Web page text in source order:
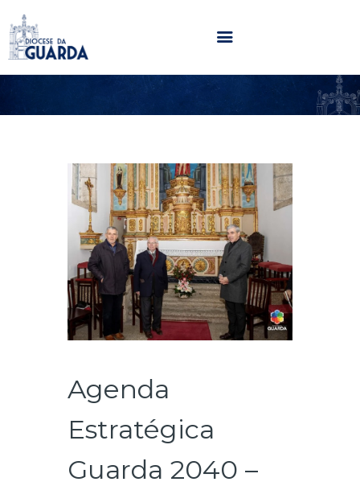
HOME
PARÓQUIAS
NOTÍCIAS
AGENDA
MULTIMÉDIA
SENTIR COM A IGREJA
CONTACTOS
Agenda
Estratégica
Guarda 2040 –